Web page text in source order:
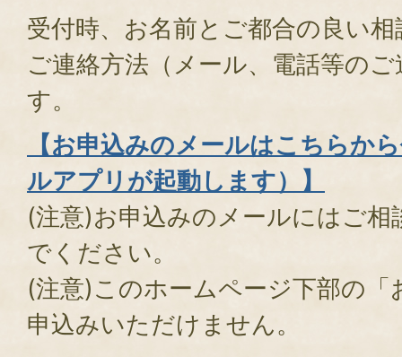
受付時、お名前とご都合の良い
ご連絡方法（メール、電話等の
す。
【お申込みのメールはこちらか
ルアプリが起動します）】
(注意)お申込みのメールにはご
でください。
(注意)このホームページ下部の
申込みいただけません。